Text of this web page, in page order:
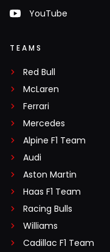
YouTube
TEAMS
Red Bull
McLaren
Ferrari
Mercedes
Alpine F1 Team
Audi
Aston Martin
Haas F1 Team
Racing Bulls
Williams
Cadillac F1 Team